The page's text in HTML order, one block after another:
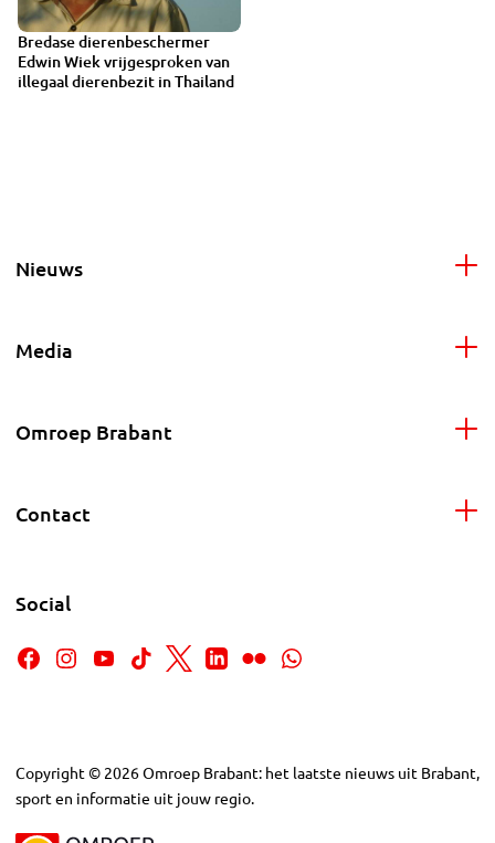
Bredase dierenbeschermer
Edwin Wiek vrijgesproken van
illegaal dierenbezit in Thailand
Nieuws
Media
Omroep Brabant
Contact
Social
Copyright © 2026Omroep Brabant: het laatste nieuws uit Brabant,
sport en informatie uit jouw regio.